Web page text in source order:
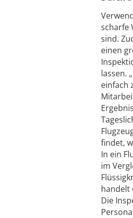
scharfe
sind.
einen
lassen.
einfach
findet,
In ein
im
handelt
Die